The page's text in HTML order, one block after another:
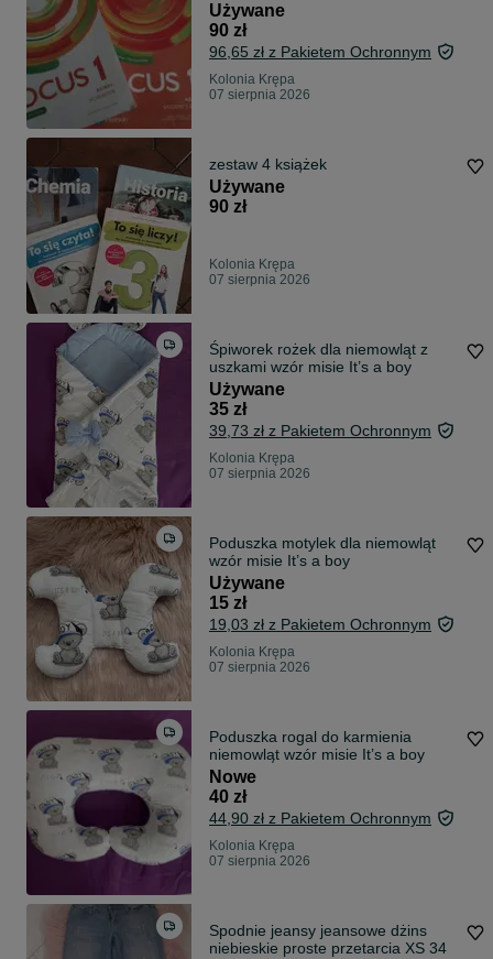
Używane
90 zł
96,65 zł z Pakietem Ochronnym
Kolonia Krępa
07 sierpnia 2026
zestaw 4 książek
Używane
90 zł
Kolonia Krępa
07 sierpnia 2026
Śpiworek rożek dla niemowląt z
uszkami wzór misie It’s a boy
Używane
35 zł
39,73 zł z Pakietem Ochronnym
Kolonia Krępa
07 sierpnia 2026
Poduszka motylek dla niemowląt
wzór misie It’s a boy
Używane
15 zł
19,03 zł z Pakietem Ochronnym
Kolonia Krępa
07 sierpnia 2026
Poduszka rogal do karmienia
niemowląt wzór misie It’s a boy
Nowe
40 zł
44,90 zł z Pakietem Ochronnym
Kolonia Krępa
07 sierpnia 2026
Spodnie jeansy jeansowe dżins
niebieskie proste przetarcia XS 34